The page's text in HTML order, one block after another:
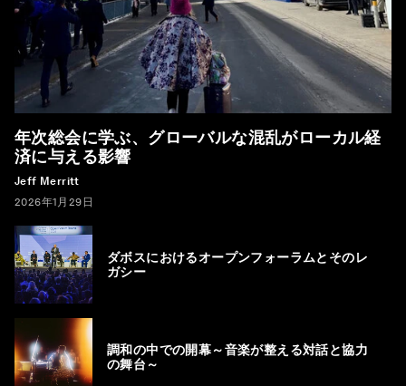
年次総会に学ぶ、グローバルな混乱がローカル経
済に与える影響
Jeff Merritt
2026年1月29日
ダボスにおけるオープンフォーラムとそのレ
ガシー
調和の中での開幕～音楽が整える対話と協力
の舞台～